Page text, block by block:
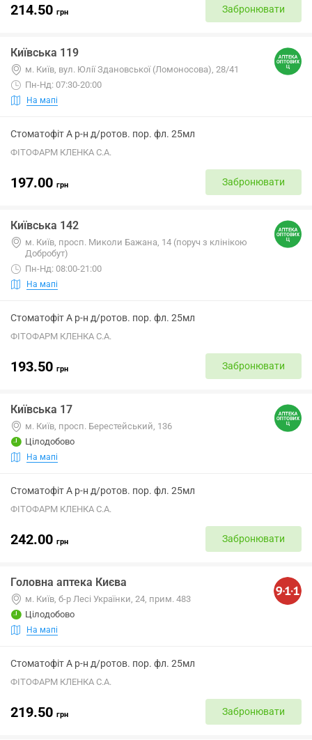
214.50 грн Забронювати
Київська 119
м. Київ, вул. Юлії Здановської (Ломоносова), 28/41
Пн-Нд: 07:30-20:00
На мапі
Стоматофіт А р-н д/ротов. пор. фл. 25мл
ФІТОФАРМ КЛЕНКА С.А.
197.00 грн Забронювати
Київська 142
м. Київ, просп. Миколи Бажана, 14 (поруч з клінікою
Добробут)
Пн-Нд: 08:00-21:00
На мапі
Стоматофіт А р-н д/ротов. пор. фл. 25мл
ФІТОФАРМ КЛЕНКА С.А.
193.50 грн Забронювати
Київська 17
м. Київ, просп. Берестейський, 136
Цілодобово
На мапі
Стоматофіт А р-н д/ротов. пор. фл. 25мл
ФІТОФАРМ КЛЕНКА С.А.
242.00 грн Забронювати
Головна аптека Києва
м. Київ, б-р Лесі Українки, 24, прим. 483
Цілодобово
На мапі
Стоматофіт А р-н д/ротов. пор. фл. 25мл
ФІТОФАРМ КЛЕНКА С.А.
219.50 грн Забронювати